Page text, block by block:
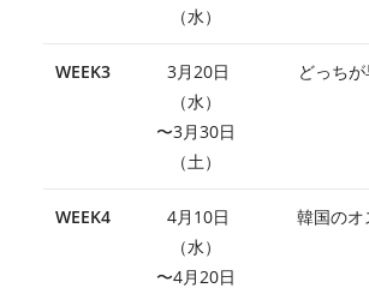
（水）
WEEK3
3月20日
（水）
〜3月30日
（土）
どっち
WEEK4
4月10日
（水）
〜4月20日
韓国の